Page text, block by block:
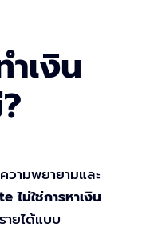
เงิน
ามพยายามและ
ไม่ใช่การหาเงิน
ายได้แบบ